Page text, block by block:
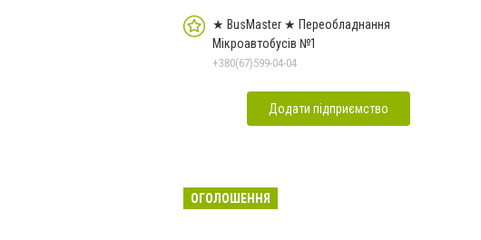
★ BusMaster ★ Переобладнання
Мікроавтобусів №1
+380(67)599-04-04
Додати підприємство
ОГОЛОШЕННЯ